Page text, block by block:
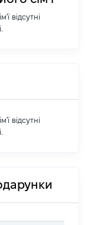
відсутні
відсутні